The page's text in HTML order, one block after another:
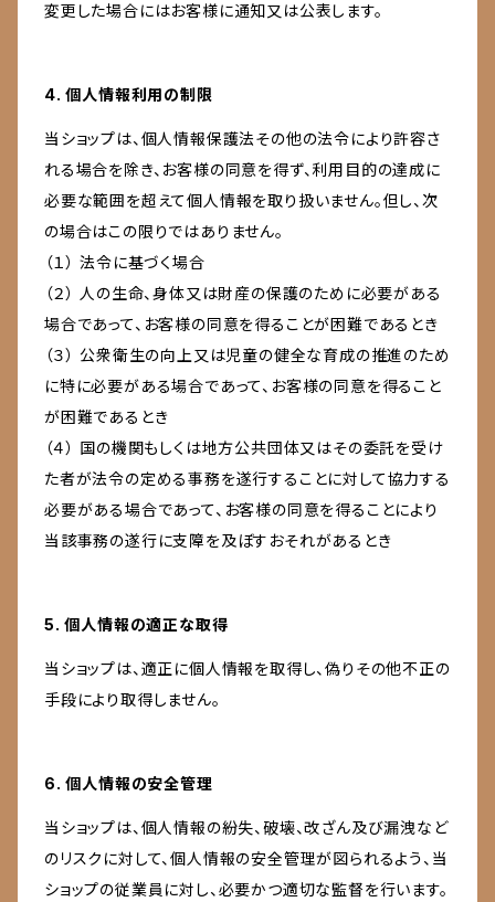
変更した場合にはお客様に通知又は公表します。
4. 個人情報利用の制限
当ショップは、個人情報保護法その他の法令により許容さ
れる場合を除き、お客様の同意を得ず、利用目的の達成に
必要な範囲を超えて個人情報を取り扱いません。但し、次
の場合はこの限りではありません。
（１） 法令に基づく場合
（２） 人の生命、身体又は財産の保護のために必要がある
場合であって、お客様の同意を得ることが困難であるとき
（３） 公衆衛生の向上又は児童の健全な育成の推進のため
に特に必要がある場合であって、お客様の同意を得ること
が困難であるとき
（４） 国の機関もしくは地方公共団体又はその委託を受け
た者が法令の定める事務を遂行することに対して協力する
必要がある場合であって、お客様の同意を得ることにより
当該事務の遂行に支障を及ぼすおそれがあるとき
5. 個人情報の適正な取得
当ショップは、適正に個人情報を取得し、偽りその他不正の
手段により取得しません。
6. 個人情報の安全管理
当ショップは、個人情報の紛失、破壊、改ざん及び漏洩など
のリスクに対して、個人情報の安全管理が図られるよう、当
ショップの従業員に対し、必要かつ適切な監督を行います。